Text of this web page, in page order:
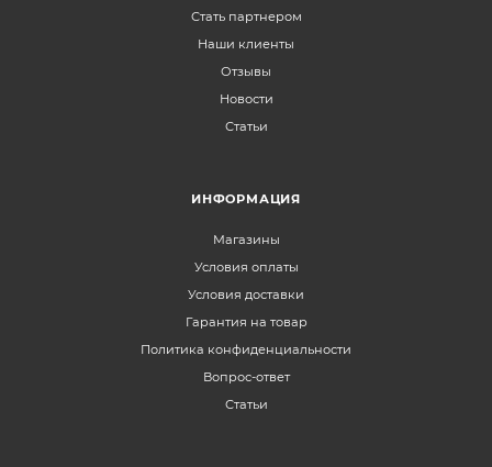
Стать партнером
Наши клиенты
Отзывы
Новости
Статьи
ИНФОРМАЦИЯ
Магазины
Условия оплаты
Условия доставки
Гарантия на товар
Политика конфиденциальности
Вопрос-ответ
Статьи